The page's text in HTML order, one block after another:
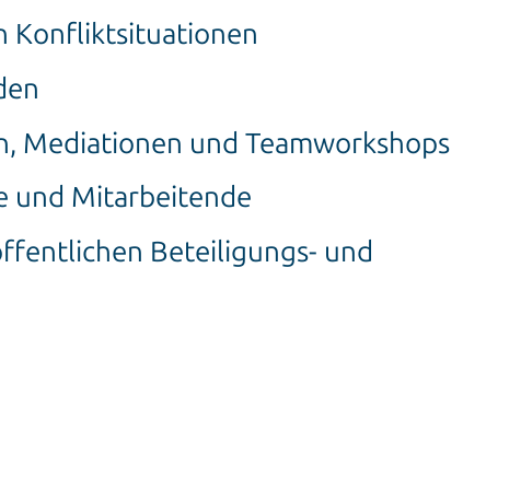
Konfliktsituationen
Mediationen und Teamworkshops
und Mitarbeitende
Beteiligungs- und